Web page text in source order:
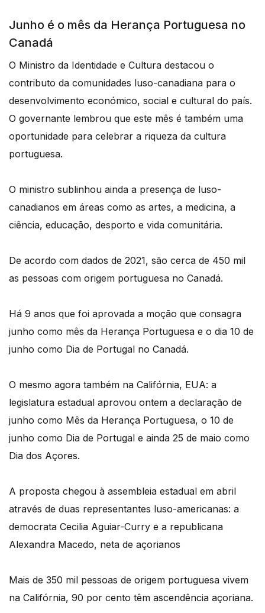
Junho é o mês da Herança Portuguesa no
Canadá
O Ministro da Identidade e Cultura destacou o
contributo da comunidades luso-canadiana para o
desenvolvimento económico, social e cultural do país.
O governante lembrou que este mês é também uma
oportunidade para celebrar a riqueza da cultura
portuguesa.
O ministro sublinhou ainda a presença de luso-
canadianos em áreas como as artes, a medicina, a
ciência, educação, desporto e vida comunitária.
De acordo com dados de 2021, são cerca de 450 mil
as pessoas com origem portuguesa no Canadá.
Há 9 anos que foi aprovada a moção que consagra
junho como mês da Herança Portuguesa e o dia 10 de
junho como Dia de Portugal no Canadá.
O mesmo agora também na Califórnia, EUA: a
legislatura estadual aprovou ontem a declaração de
junho como Mês da Herança Portuguesa, o 10 de
junho como Dia de Portugal e ainda 25 de maio como
Dia dos Açores.
A proposta chegou à assembleia estadual em abril
através de duas representantes luso-americanas: a
democrata Cecilia Aguiar-Curry e a republicana
Alexandra Macedo, neta de açorianos
Mais de 350 mil pessoas de origem portuguesa vivem
na Califórnia, 90 por cento têm ascendência açoriana.